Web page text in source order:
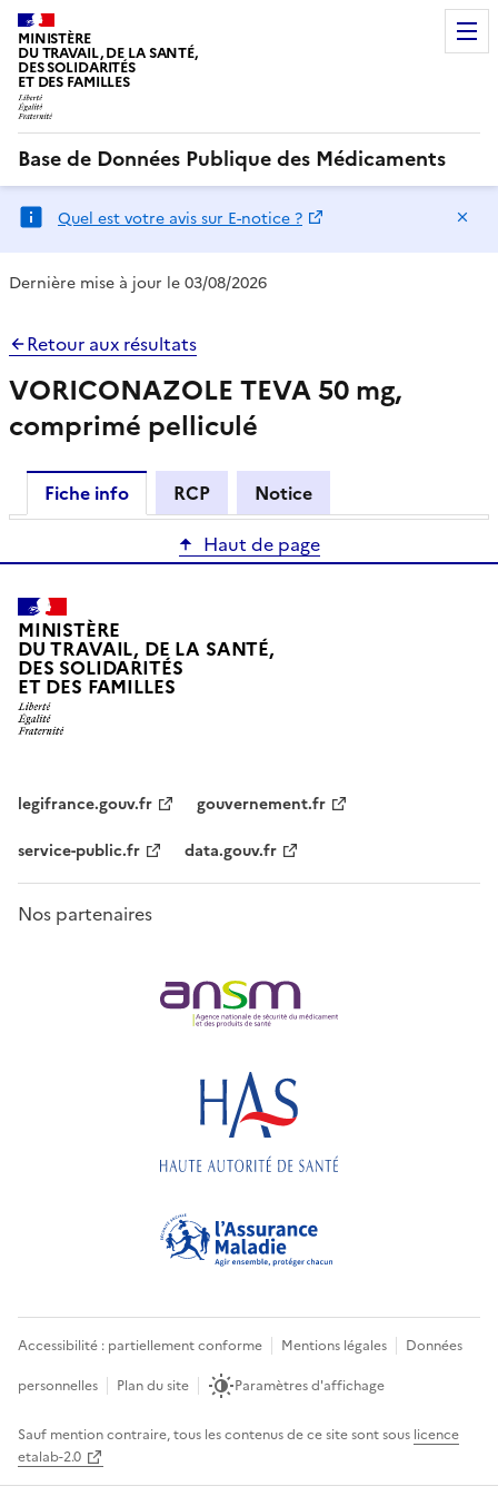
MINISTÈRE
DU TRAVAIL, DE LA SANTÉ,
DES SOLIDARITÉS
ET DES FAMILLES
Base de Données Publique des Médicaments
Quel est votre avis sur E-notice ?
Dernière mise à jour le 03/08/2026
Retour aux résultats
VORICONAZOLE TEVA 50 mg,
comprimé pelliculé
Fiche info RCP
Notice
Haut de page
MINISTÈRE
DU TRAVAIL, DE LA SANTÉ,
DES SOLIDARITÉS
ET DES FAMILLES
legifrance.gouv.fr
gouvernement.fr
service-public.fr
data.gouv.fr
Nos partenaires
Accessibilité : partiellement conforme Mentions légales
Données
personnelles
Plan du site Paramètres d'affichage
Sauf mention contraire, tous les contenus de ce site sont sous licence
etalab-2.0